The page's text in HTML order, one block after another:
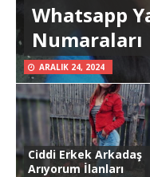
Whatsapp
Numaraları
ARALIK 24, 2024
Ciddi Erkek Arkadaş
Arıyorum İlanları